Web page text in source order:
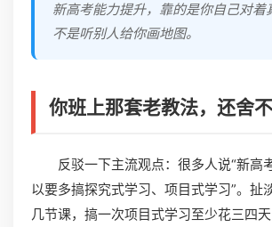
新高考能力提升，靠的是你自己对着
不是听别人给你画地图。
你班上那套老教法，还舍不
反驳一下主流观点：很多人说“新高
以要多搞探究式学习、项目式学习”。扯
几节课，搞一次项目式学习至少花三四